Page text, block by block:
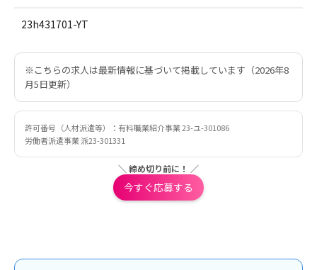
23h431701-YT
※こちらの求人は最新情報に基づいて掲載しています（2026年8
月5日更新）
許可番号（人材派遣等）：有料職業紹介事業 23-ユ-301086
労働者派遣事業 派23-301331
＼ 締め切り前に！ ／
今すぐ応募する